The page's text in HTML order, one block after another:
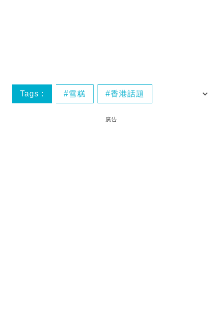
Tags : 雪糕 香港話題
廣告